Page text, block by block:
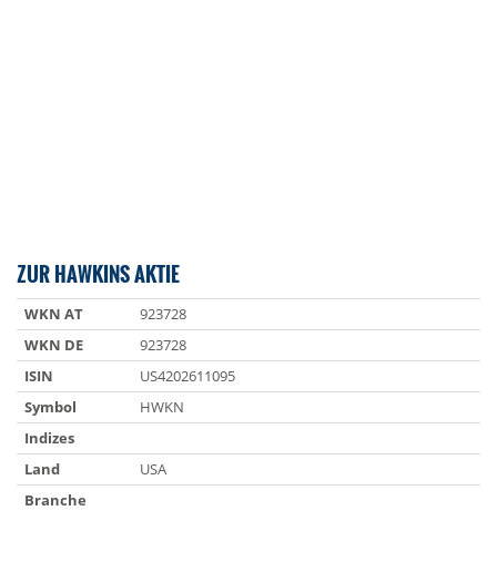
ZUR HAWKINS AKTIE
WKN AT
923728
WKN DE
923728
ISIN
US4202611095
Symbol
HWKN
Indizes
Land
USA
Branche